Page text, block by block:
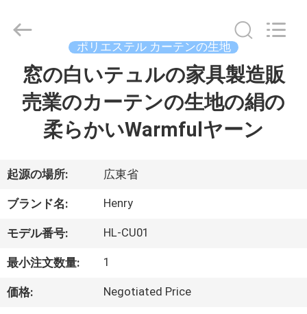
ダ
ク
ト
私
2025
Trading
Reserved.
ポリエステル カーテンの生地
窓の白いテュルの家具製造販
売業のカーテンの生地の絹の
柔らかいWarmfulヤーン
起源の場所: 広東省
ブランド名: Henry
モデル番号: HL-CU01
最小注文数量: 1
価格: Negotiated Price